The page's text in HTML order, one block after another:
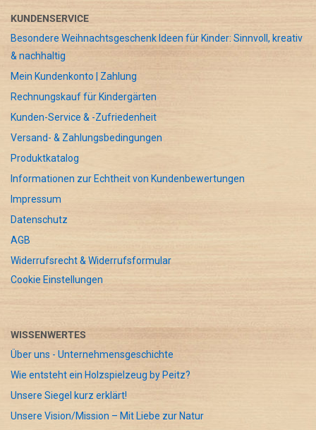
KUNDENSERVICE
Besondere Weihnachtsgeschenk Ideen für Kinder: Sinnvoll, kreativ
& nachhaltig
Mein Kundenkonto | Zahlung
Rechnungskauf für Kindergärten
Kunden-Service & -Zufriedenheit
Versand- & Zahlungsbedingungen
Produktkatalog
Informationen zur Echtheit von Kundenbewertungen
Impressum
Datenschutz
AGB
Widerrufsrecht & Widerrufsformular
Cookie Einstellungen
WISSENWERTES
Über uns - Unternehmensgeschichte
Wie entsteht ein Holzspielzeug by Peitz?
Unsere Siegel kurz erklärt!
Unsere Vision/Mission – Mit Liebe zur Natur